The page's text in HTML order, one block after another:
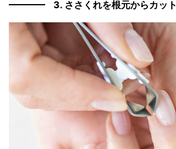
3. ささくれを根元からカット